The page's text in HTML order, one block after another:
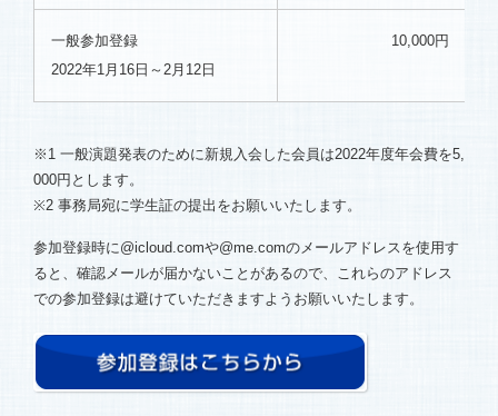
一般参加登録
2022年1月16日～2月12日
10,000円
※1 一般演題発表のために新規入会した会員は2022年度年会費を5,
000円とします。
※2 事務局宛に学生証の提出をお願いいたします。
参加登録時に@icloud.comや@me.comのメールアドレスを使用す
ると、確認メールが届かないことがあるので、これらのアドレス
での参加登録は避けていただきますようお願いいたします。